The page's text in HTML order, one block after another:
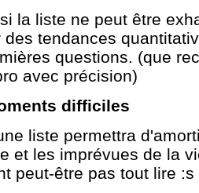
la liste ne peut être
des tendances
questions. (que
avec précision)
difficiles
liste permettra
et les imprévues de la
peut-être pas tout lire :s